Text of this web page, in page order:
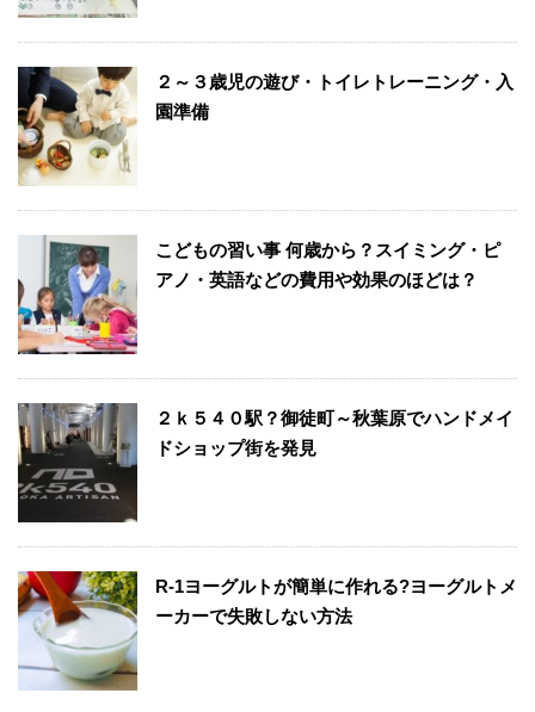
２～３歳児の遊び・トイレトレーニング・入
園準備
こどもの習い事 何歳から？スイミング・ピ
アノ・英語などの費用や効果のほどは？
２ｋ５４０駅？御徒町～秋葉原でハンドメイ
ドショップ街を発見
R-1ヨーグルトが簡単に作れる?ヨーグルトメ
ーカーで失敗しない方法